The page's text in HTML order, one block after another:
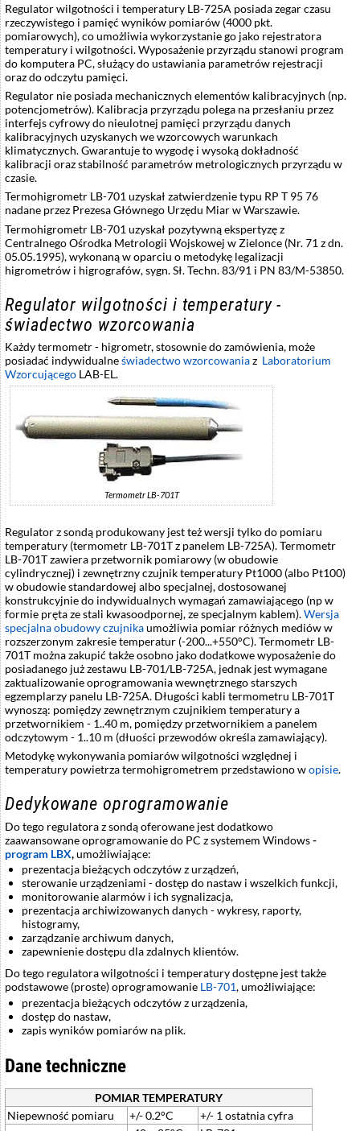
Regulator wilgotności i temperatury LB-725A posiada zegar czasu
rzeczywistego i pamięć wyników pomiarów (4000 pkt.
pomiarowych), co umożliwia wykorzystanie go jako rejestratora
temperatury i wilgotności. Wyposażenie przyrządu stanowi program
do komputera PC, służący do ustawiania parametrów rejestracji
oraz do odczytu pamięci.
Regulator nie posiada mechanicznych elementów kalibracyjnych (np.
potencjometrów). Kalibracja przyrządu polega na przesłaniu przez
interfejs cyfrowy do nieulotnej pamięci przyrządu danych
kalibracyjnych uzyskanych we wzorcowych warunkach
klimatycznych. Gwarantuje to wygodę i wysoką dokładność
kalibracji oraz stabilność parametrów metrologicznych przyrządu w
czasie.
Termohigrometr LB-701 uzyskał zatwierdzenie typu RP T 95 76
nadane przez Prezesa Głównego Urzędu Miar w Warszawie.
Termohigrometr LB-701 uzyskał pozytywną ekspertyzę z
Centralnego Ośrodka Metrologii Wojskowej w Zielonce (Nr. 71 z dn.
05.05.1995), wykonaną w oparciu o metodykę legalizacji
higrometrów i higrografów, sygn. Sł. Techn. 83/91 i PN 83/M-53850.
Regulator wilgotności i temperatury -
świadectwo wzorcowania
Każdy termometr - higrometr, stosownie do zamówienia, może
posiadać indywidualneświadectwo wzorcowaniaz Laboratorium
Wzorcującego LAB-EL.
Termometr LB-701T
Regulator z sondą produkowany jest też wersji tylko do pomiaru
temperatury (termometr LB-701T z panelem LB-725A). Termometr
LB-701T zawiera przetwornik pomiarowy (w obudowie
cylindrycznej) i zewnętrzny czujnik temperatury Pt1000 (albo Pt100)
w obudowie standardowej albo specjalnej, dostosowanej
konstrukcyjnie do indywidualnych wymagań zamawiającego (np w
formie pręta ze stali kwasoodpornej, ze specjalnym kablem).Wersja
specjalna obudowy czujnikaumożliwia pomiar różnych mediów w
rozszerzonym zakresie temperatur (-200...+550°C). Termometr LB-
701T można zakupić także osobno jako dodatkowe wyposażenie do
posiadanego już zestawu LB-701/LB-725A, jednak jest wymagane
zaktualizowanie oprogramowania wewnętrznego starszych
egzemplarzy panelu LB-725A. Długości kabli termometru LB-701T
wynoszą: pomiędzy zewnętrznym czujnikiem temperatury a
przetwornikiem - 1..40 m, pomiędzy przetwornikiem a panelem
odczytowym - 1..10 m (dłuości przewodów określa zamawiający).
Metodykę wykonywania pomiarów wilgotności względnej i
temperatury powietrza termohigrometrem przedstawiono wopisie.
Dedykowane oprogramowanie
Do tego regulatora z sondą oferowane jest dodatkowo
zaawansowane oprogramowanie do PC z systemem Windows-
program LBX,umożliwiające:
prezentacja bieżących odczytów z urządzeń,
sterowanie urządzeniami - dostęp do nastaw i wszelkich funkcji,
monitorowanie alarmów i ich sygnalizacja,
prezentacja archiwizowanych danych - wykresy, raporty,
histogramy,
zarządzanie archiwum danych,
zapewnienie dostępu dla zdalnych klientów.
Do tego regulatora wilgotności i temperatury dostępne jest także
podstawowe (proste) oprogramowanie LB-701, umożliwiające:
prezentacja bieżących odczytów z urządzenia,
dostęp do nastaw,
zapis wyników pomiarów na plik.
Dane techniczne
POMIAR TEMPERATURY
Niepewność pomiaru
+/- 0.2°C
+/- 1 ostatnia cyfra